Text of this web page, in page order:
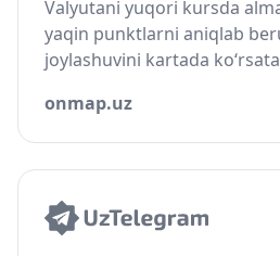
Valyutani yuqori kursda
yaqin punktlarni aniqlab
joylashuvini kartada
onmap.uz